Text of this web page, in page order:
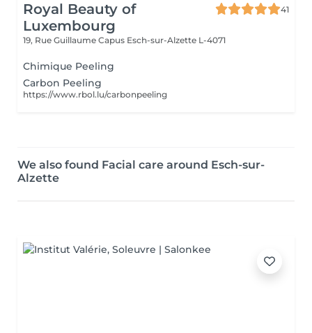
Royal Beauty of
Luxembourg
41
19, Rue Guillaume Capus Esch-sur-Alzette L-4071
Chimique Peeling
Carbon Peeling
https://www.rbol.lu/carbonpeeling
We also found Facial care around Esch-sur-
Alzette